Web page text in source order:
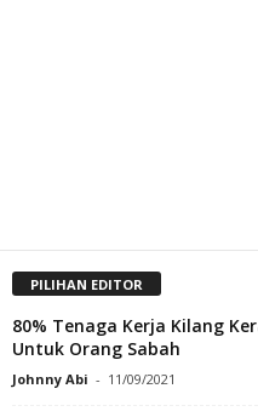
PILIHAN EDITOR
80% Tenaga Kerja Kilang
Untuk Orang Sabah
Johnny Abi - 11/09/2021